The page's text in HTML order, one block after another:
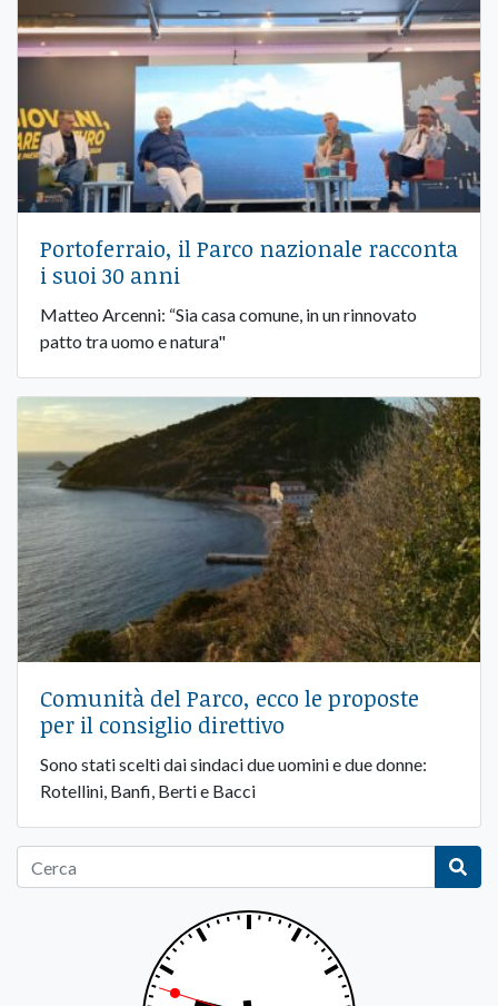
Portoferraio, il Parco nazionale racconta
i suoi 30 anni
Matteo Arcenni: “Sia casa comune, in un rinnovato
patto tra uomo e natura"
Comunità del Parco, ecco le proposte
per il consiglio direttivo
Sono stati scelti dai sindaci due uomini e due donne:
Rotellini, Banfi, Berti e Bacci